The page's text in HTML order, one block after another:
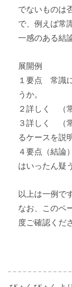
でないものは
で、例えば常
一感のある結
展開例
１要点 常識
うか。
２詳しく （
３詳しく （
るケースを説
４要点（結論
はいったん疑
以上は一例で
なお、このペ
度ご確認くだ